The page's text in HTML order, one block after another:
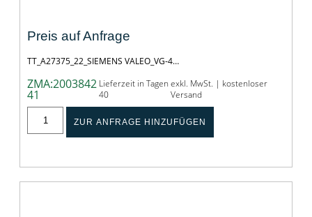
Preis auf Anfrage
TT_A27375_22_SIEMENS VALEO_VG-4…
ZMA:2003842
41
Lieferzeit in Tagen
40
exkl. MwSt. | kostenloser
Versand
ZUR ANFRAGE HINZUFÜGEN